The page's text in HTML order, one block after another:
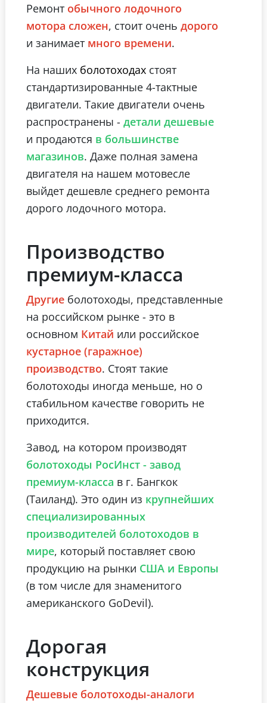
Ремонт обычного лодочного
мотора сложен, стоит очень дорого
и занимает много времени.
На наших болотоходах стоят
стандартизированные 4-тактные
двигатели. Такие двигатели очень
распространены - детали дешевые
и продаются в большинстве
магазинов. Даже полная замена
двигателя на нашем мотовесле
выйдет дешевле среднего ремонта
дорого лодочного мотора.
Производство
премиум-класса
Другие болотоходы, представленные
на российском рынке - это в
основном Китай или российское
кустарное (гаражное)
производство. Стоят такие
болотоходы иногда меньше, но о
стабильном качестве говорить не
приходится.
Завод, на котором производят
болотоходы РосИнст - завод
премиум-класса в г. Бангкок
(Таиланд). Это один из крупнейших
специализированных
производителей болотоходов в
мире, который поставляет свою
продукцию на рынки США и Европы
(в том числе для знаменитого
американского GoDevil).
Дорогая
конструкция
Дешевые болотоходы-аналоги